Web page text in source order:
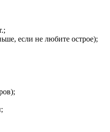
если не любите острое);